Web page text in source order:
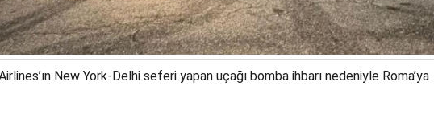
New York-Delhi seferi yapan uçağı bomba ihbarı nedeniyle Roma’ya